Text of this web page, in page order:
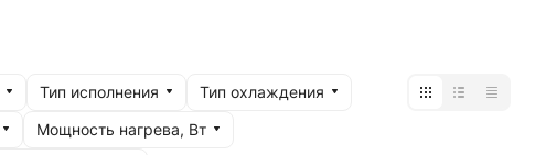
Тип исполнения
Тип охлаждения
Мощность нагрева, Вт